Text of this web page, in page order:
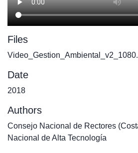
Files
Date
2018
Authors
Consejo Nacional de Rectores
Nacional de Alta Tecnología